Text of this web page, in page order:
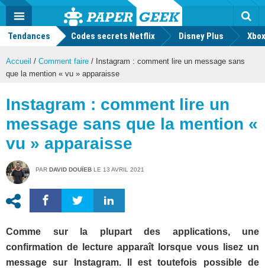
Actu
geek
MENU
Tendances Codes secrets Netflix Disney Plus
Accueil / Comment faire / Instagram : comment lire un message sans
que la mention « vu » apparaisse
Instagram : comment lire un
message sans que la mention «
vu » apparaisse
PAR DAVID DOUÏEB LE 13 AVRIL 2021
Comme sur la plupart des applications, une
confirmation de lecture apparaît lorsque vous lisez un
message sur Instagram. Il est toutefois possible de
Mode
FacebookTwitter Youtube